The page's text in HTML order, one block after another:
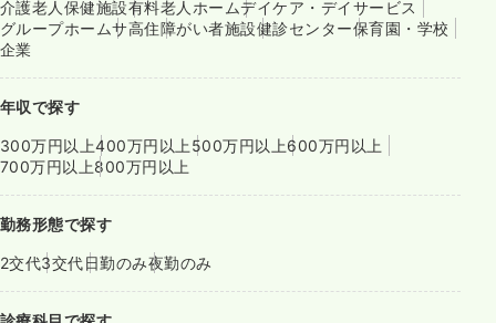
介護老人保健施設有料老人ホームデイケア・デイサービス
グループホームサ高住障がい者施設健診センター保育園・学校
企業
年収で探す
300万円以上400万円以上 500万円以上600万円以上
700万円以上800万円以上
勤務形態で探す
2交代3交代日勤のみ夜勤のみ